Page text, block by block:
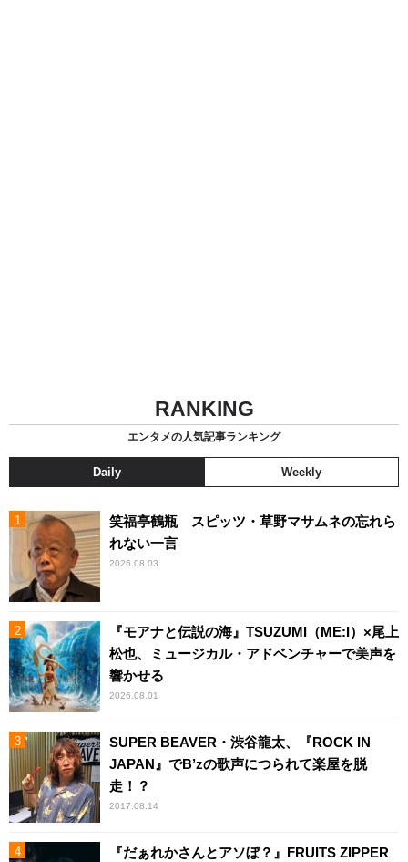
RANKING
エンタメの人気記事ランキング
Daily Weekly
笑福亭鶴瓶 スピッツ・草野マサムネの忘れら
れない一言
2026.08.03
『モアナと伝説の海』TSUZUMI（ME:I）×尾上
松也、ミュージカル・アドベンチャーで美声を
響かせる
2026.08.01
SUPER BEAVER・渋谷龍太、『ROCK IN
JAPAN』でB’zの歌声につられて楽屋を脱
走！？
2017.08.14
『だぁれかさんとアソぼ？』FRUITS ZIPPER